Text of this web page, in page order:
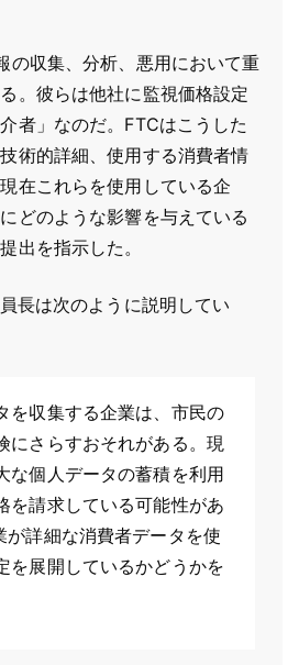
の収集、分析、悪用において重
。彼らは他社に監視価格設定
者」なのだ。FTCはこうした
術的詳細、使用する消費者情
在これらを使用している企
どのような影響を与えている
出を指示した。
長は次のように説明してい
を収集する企業は、市民の
にさらすおそれがある。現
な個人データの蓄積を利用
を請求している可能性があ
詳細な消費者データを使
を展開しているかどうかを